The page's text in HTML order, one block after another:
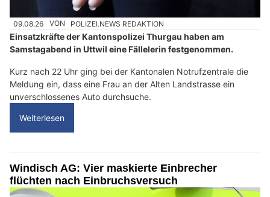
09.08.26 VON POLIZEI.NEWS REDAKTION
Einsatzkräfte der Kantonspolizei Thurgau haben am
Samstagabend in Uttwil eine Fällelerin festgenommen.
Kurz nach 22 Uhr ging bei der Kantonalen Notrufzentrale die
Meldung ein, dass eine Frau an der Alten Landstrasse ein
unverschlossenes Auto durchsuche.
Weiterlesen
Windisch AG: Vier maskierte Einbrecher
flüchten nach Einbruchsversuch